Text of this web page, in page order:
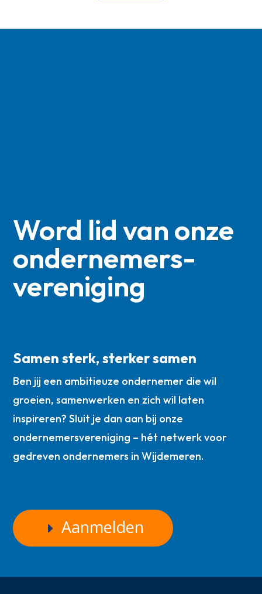
Word lid van onze
ondernemers­
vereniging
Samen sterk, sterker samen
Ben jij een ambitieuze ondernemer die wil
groeien, samenwerken en zich wil laten
inspireren? Sluit je dan aan bij onze
ondernemersvereniging – hét netwerk voor
gedreven ondernemers in Wijdemeren.
Aanmelden